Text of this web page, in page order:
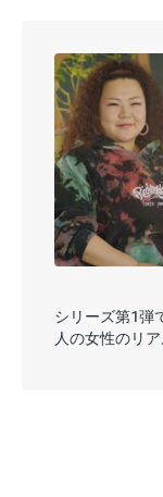
シリーズ第1弾
人の女性のリ